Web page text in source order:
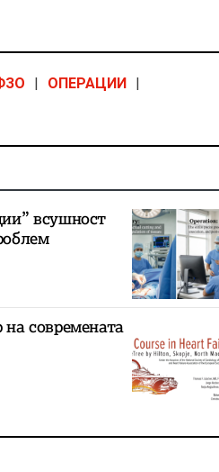
| ОПЕРАЦИИ |
всушност
на современата